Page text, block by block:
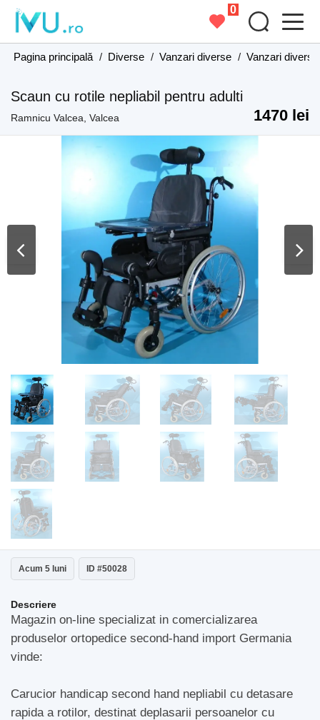
0
Pagina principală / Diverse / Vanzari diverse / Vanzari
Scaun cu rotile nepliabil pentru adulti
Ramnicu Valcea, Valcea 1470 lei
Acum 5 luni ID #50028
Descriere
Magazin on-line specializat in comercializarea
produselor ortopedice second-hand import Germania
vinde:
Carucior handicap second hand nepliabil cu detasare
rapida a rotilor, destinat deplasarii persoanelor cu